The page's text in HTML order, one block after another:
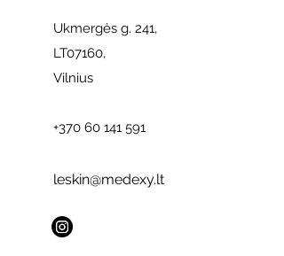
Ukmergės g. 241,
LT07160,
Vilnius
+370 60 141 591
leskin@medexy.lt